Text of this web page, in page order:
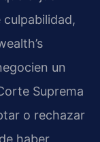
un
Suprema
o rechazar
haber